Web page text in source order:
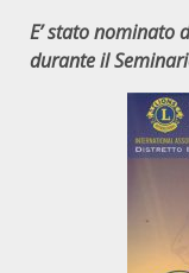
E’ stato nominato
durante il